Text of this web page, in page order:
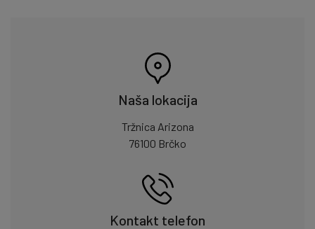
Naša lokacija
Tržnica Arizona
76100 Brčko
Kontakt telefon